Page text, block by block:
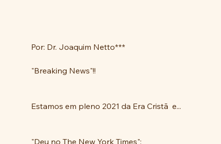
Por: Dr. Joaquim Netto***
"Breaking News"!!
Estamos em pleno 2021 da Era Cristã  e...
"Deu no The New York Times":